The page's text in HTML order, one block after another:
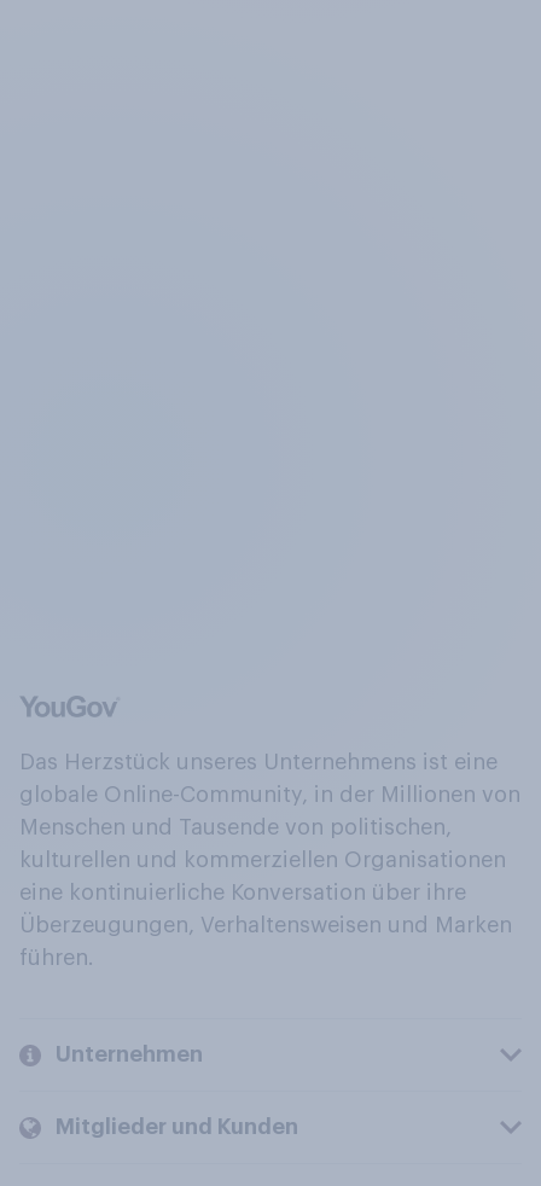
Das Herzstück unseres Unternehmens ist eine
globale Online-Community, in der Millionen von
Menschen und Tausende von politischen,
kulturellen und kommerziellen Organisationen
eine kontinuierliche Konversation über ihre
Überzeugungen, Verhaltensweisen und Marken
führen.
Unternehmen
Mitglieder und Kunden